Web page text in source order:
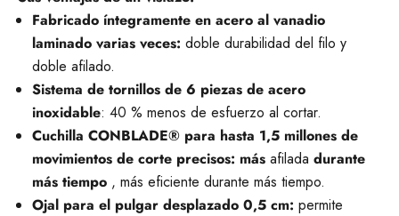
Fabricado íntegramente en acero al vanadio
laminado varias veces: doble durabilidad del filo y
doble afilado.
Sistema de tornillos de 6 piezas de acero
inoxidable: 40 % menos de esfuerzo al cortar.
Cuchilla CONBLADE® para hasta 1,5 millones de
movimientos de corte precisos: más afilada durante
más tiempo , más eficiente durante más tiempo.
Ojal para el pulgar desplazado 0,5 cm: permite